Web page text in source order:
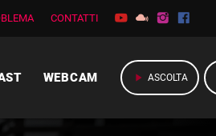
CONTATTI
WEBCAM play_arrow ASCOLTA